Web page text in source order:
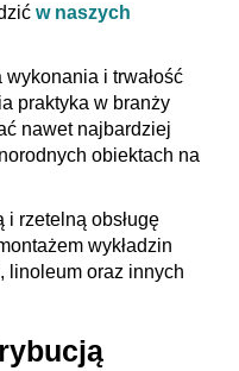
w naszych
i trwałość
praktyka w branży
nawet najbardziej
obiektach na
rzetelną obsługę
wykładzin
linoleum oraz innych